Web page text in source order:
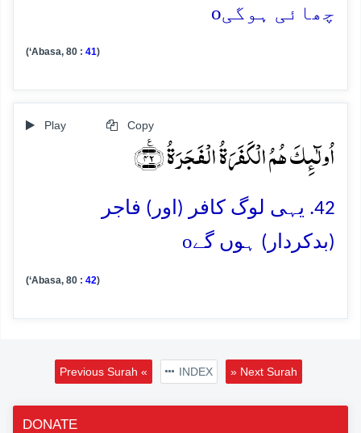
چھائی ہوگیo
(‘Abasa, 80 : 41)
Play Copy
اُولٰٓئِکَ ہُمُ الۡکَفَرَۃُ الۡفَجَرَۃُ ﴿٪۴۲﴾
42. یہی لوگ کافر (اور) فاجر
(بدکردار) ہوں گےo
(‘Abasa, 80 : 42)
Previous Surah « INDEX » Next Surah
DONATE